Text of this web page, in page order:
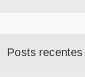
Posts recentes